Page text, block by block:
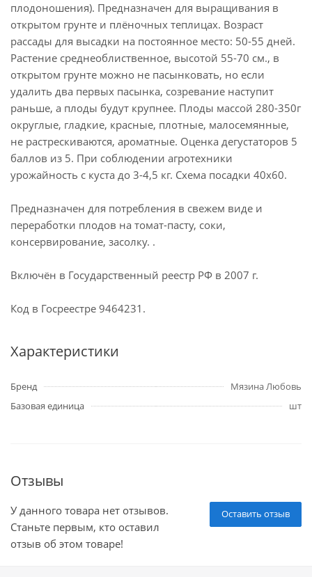
плодоношения). Предназначен для выращивания в
открытом грунте и плёночных теплицах. Возраст
рассады для высадки на постоянное место: 50-55 дней.
Растение среднеоблиственное, высотой 55-70 см., в
открытом грунте можно не пасынковать, но если
удалить два первых пасынка, созревание наступит
раньше, а плоды будут крупнее. Плоды массой 280-350г
округлые, гладкие, красные, плотные, малосемянные,
не растрескиваются, ароматные. Оценка дегустаторов 5
баллов из 5. При соблюдении агротехники
урожайность с куста до 3-4,5 кг. Схема посадки 40х60.
Предназначен для потребления в свежем виде и
переработки плодов на томат-пасту, соки,
консервирование, засолку. .
Включён в Государственный реестр РФ в 2007 г.
Код в Госреестре 9464231.
Характеристики
Бренд
Мязина Любовь
Базовая единица
шт
Отзывы
Оставить отзыв
У данного товара нет отзывов.
Станьте первым, кто оставил
отзыв об этом товаре!